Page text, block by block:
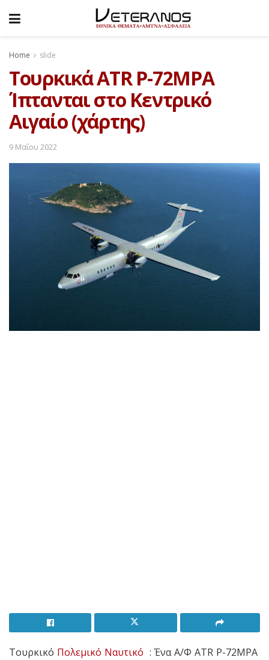
Home slide
Τουρκικά ATR P-72MPA
Ίπτανται στο Κεντρικό
Αιγαίο (χάρτης)
9 Μαΐου 2022
Τουρκικό Πολεμικό Ναυτικό : Ένα Α/Φ ATR P-72MPA